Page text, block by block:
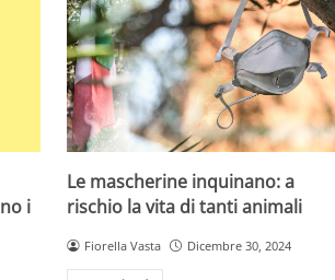
i
Le mascherine inquinano: a
rischio la vita di tanti animali
Fiorella Vasta Dicembre 30, 2024